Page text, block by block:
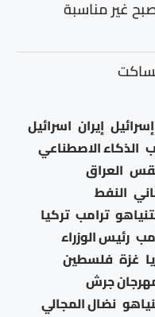
غير مناسبة
إسرائيل إيران اسرائيل
الذكاء الاصطناعي
العراق
النفط
ترامب تركيا
رئيس الوزراء
غزة فلسطين
جرش
نضال المجالي